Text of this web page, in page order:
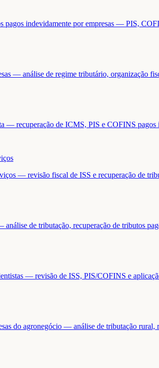
pagos indevidamente por empresas — PIS,
— análise de regime tributário, organização
— recuperação de ICMS, PIS e COFINS pagos
— revisão fiscal de ISS e recuperação de
de tributação, recuperação de tributos
— revisão de ISS, PIS/COFINS e
do agronegócio — análise de tributação rural,